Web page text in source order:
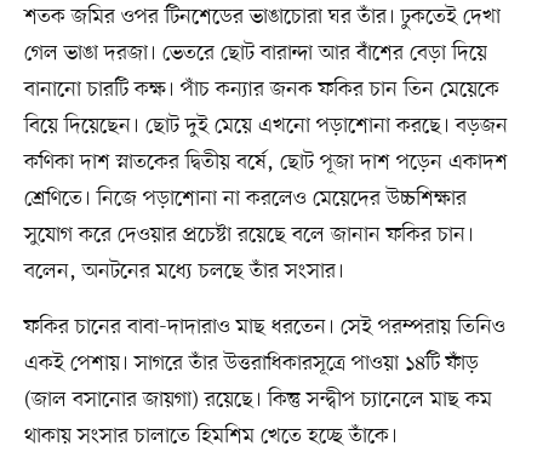
শতক জমির ওপর টিনশেডের ভাঙাচোরা ঘর তাঁর। ঢুকতেই দেখা
গেল ভাঙা দরজা। ভেতরে ছোট বারান্দা আর বাঁশের বেড়া দিয়ে
বানানো চারটি কক্ষ। পাঁচ কন্যার জনক ফকির চান তিন মেয়েকে
বিয়ে দিয়েছেন। ছোট দুই মেয়ে এখনো পড়াশোনা করছে। বড়জন
কণিকা দাশ স্নাতকের দ্বিতীয় বর্ষে, ছোট পূজা দাশ পড়েন একাদশ
শ্রেণিতে। নিজে পড়াশোনা না করলেও মেয়েদের উচ্চশিক্ষার
সুযোগ করে দেওয়ার প্রচেষ্টা রয়েছে বলে জানান ফকির চান।
বলেন, অনটনের মধ্যে চলছে তাঁর সংসার।
ফকির চানের বাবা-দাদারাও মাছ ধরতেন। সেই পরম্পরায় তিনিও
একই পেশায়। সাগরে তাঁর উত্তরাধিকারসূত্রে পাওয়া ১৪টি ফাঁড়
(জাল বসানোর জায়গা) রয়েছে। কিন্তু সন্দ্বীপ চ্যানেলে মাছ কম
থাকায় সংসার চালাতে হিমশিম খেতে হচ্ছে তাঁকে।